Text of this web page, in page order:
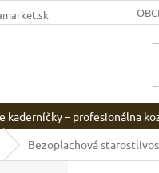
kaderníčky – profesionálna
Bezoplachová